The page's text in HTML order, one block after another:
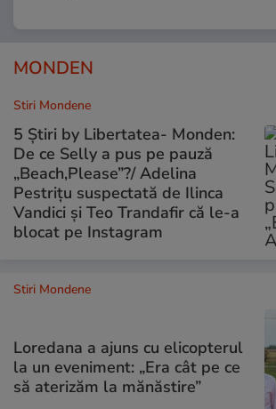
MONDEN
Stiri Mondene
5 Știri by Libertatea- Monden:
De ce Selly a pus pe pauză
„Beach,Please”?/ Adelina
Pestrițu suspectată de Ilinca
Vandici și Teo Trandafir că le-a
blocat pe Instagram
Stiri Mondene
Loredana a ajuns cu elicopterul
la un eveniment: „Era cât pe ce
să aterizăm la mănăstire”